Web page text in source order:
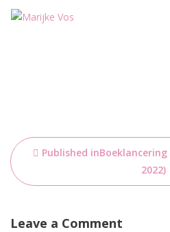
Skip
Bericht
navigatie
Published inBoeklancering
2022)
Leave a Comment